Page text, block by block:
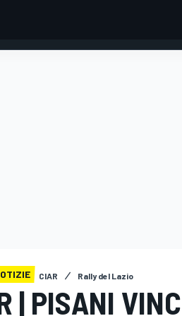
CIAR Rally del Lazio
| PISANI